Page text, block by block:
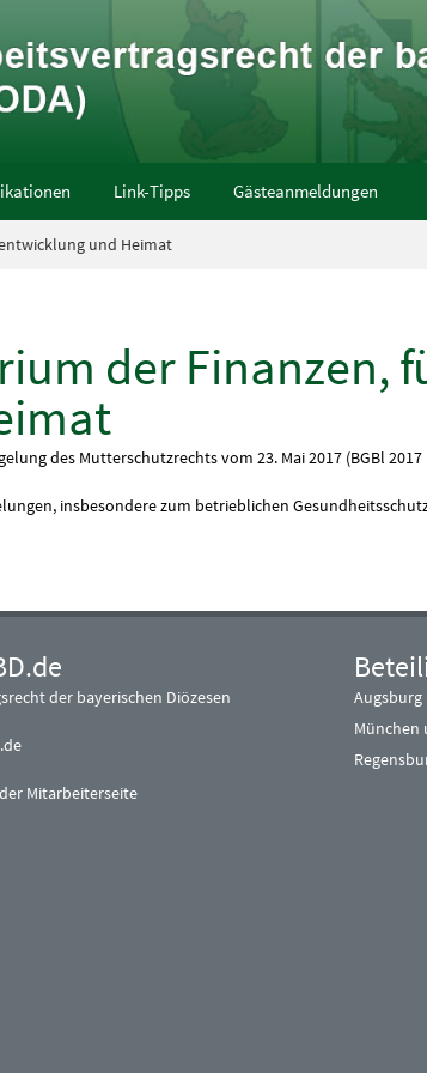
Link-Tipps Gästeanmeldungen
und Heimat
der Finanzen,
des Mutterschutzrechts vom 23. Mai 2017 (BGBl
insbesondere zum betrieblichen
der bayerischen Diözesen
Mitarbeiterseite
Augsburg
München